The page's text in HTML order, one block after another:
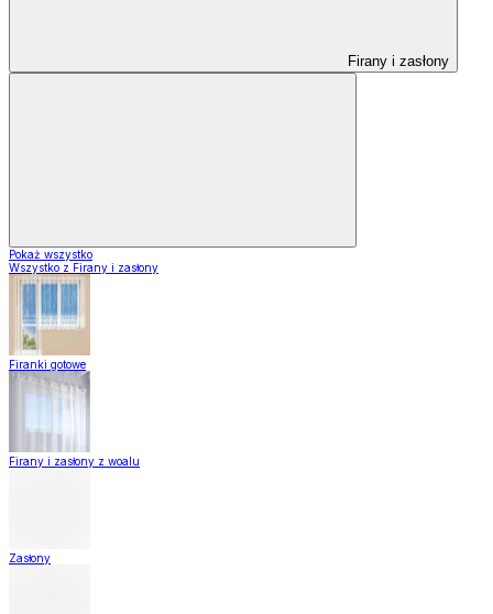
Firany i zasłony
Pokaż wszystko
Wszystko z Firany i zasłony
Firanki gotowe
Firany i zasłony z woalu
Zasłony